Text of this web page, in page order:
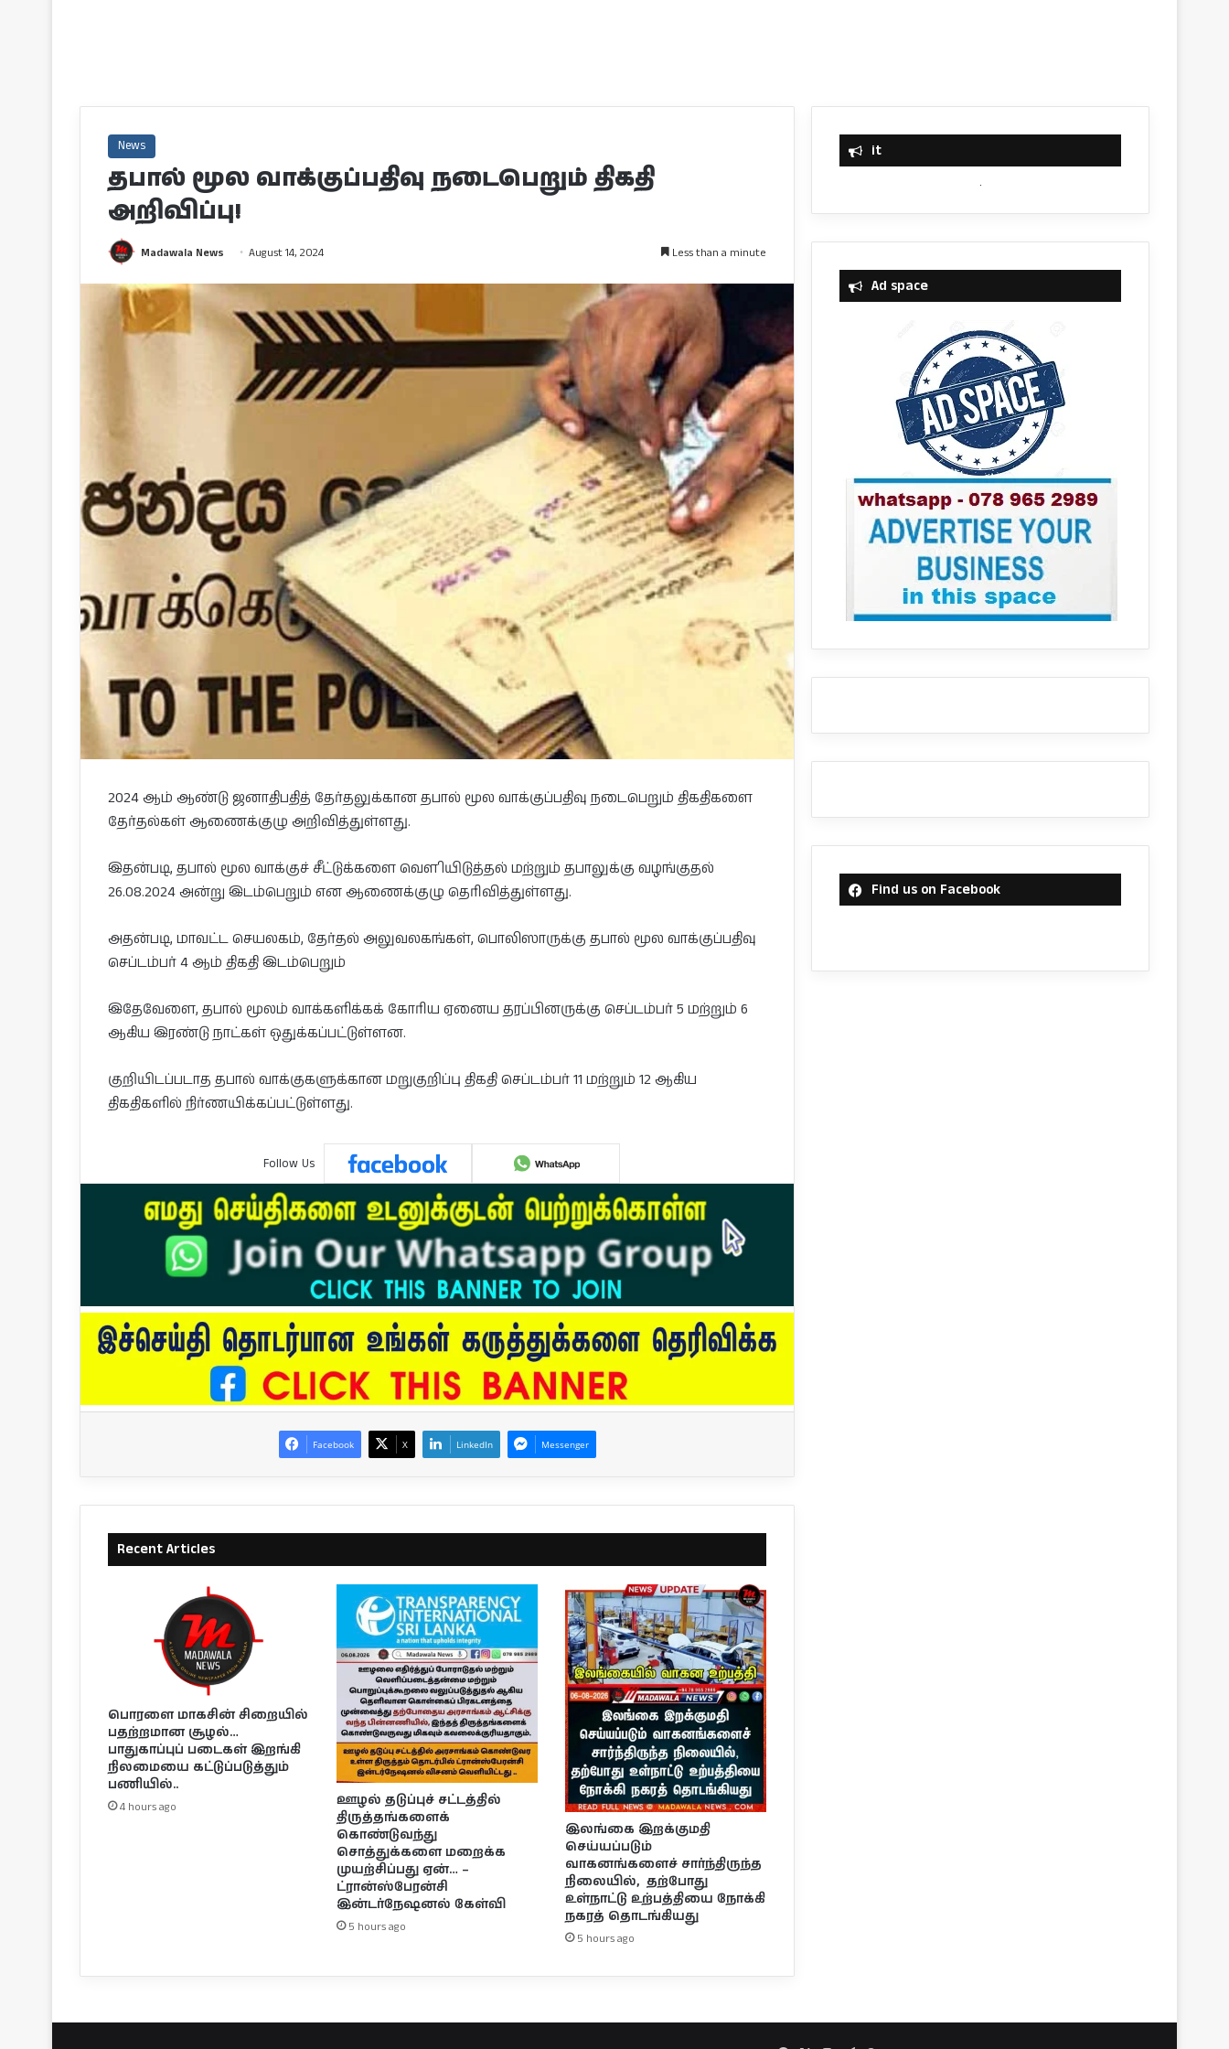
News
தபால் மூல வாக்குப்பதிவு நடைபெறும் திகதி
அறிவிப்பு!
Madawala News August 14, 2024 Less than a minute
2024 ஆம் ஆண்டு ஜனாதிபதித் தேர்தலுக்கான தபால் மூல வாக்குப்பதிவு நடைபெறும் திகதிகளை
தேர்தல்கள் ஆணைக்குழு அறிவித்துள்ளது.
இதன்படி, தபால் மூல வாக்குச் சீட்டுக்களை வௌியிடுத்தல் மற்றும் தபாலுக்கு வழங்குதல்
26.08.2024 அன்று இடம்பெறும் என ஆணைக்குழு தெரிவித்துள்ளது.
அதன்படி, மாவட்ட செயலகம், தேர்தல் அலுவலகங்கள், பொலிஸாருக்கு தபால் மூல வாக்குப்பதிவு
செப்டம்பர் 4 ஆம் திகதி இடம்பெறும்
இதேவேளை, தபால் மூலம் வாக்களிக்கக் கோரிய ஏனைய தரப்பினருக்கு செப்டம்பர் 5 மற்றும் 6
ஆகிய இரண்டு நாட்கள் ஒதுக்கப்பட்டுள்ளன.
குறியிடப்படாத தபால் வாக்குகளுக்கான மறுகுறிப்பு திகதி செப்டம்பர் 11 மற்றும் 12 ஆகிய
திகதிகளில் நிர்ணயிக்கப்பட்டுள்ளது.
Follow Us
Facebook X LinkedIn Messenger
Recent Articles
பொரளை மாகசின் சிறையில்
பதற்றமான சூழல்…
பாதுகாப்புப் படைகள் இறங்கி
நிலமையை கட்டுப்படுத்தும்
பணியில்..
4 hours ago
ஊழல் தடுப்புச் சட்டத்தில்
திருத்தங்களைக்
கொண்டுவந்து
சொத்துக்களை மறைக்க
முயற்சிப்பது ஏன்… –
ட்ரான்ஸ்பேரன்சி
இன்டர்நேஷனல் கேள்வி
5 hours ago
இலங்கை இறக்குமதி
செய்யப்படும்
வாகனங்களைச் சார்ந்திருந்த
நிலையில், தற்போது
உள்நாட்டு உற்பத்தியை நோக்கி
நகரத் தொடங்கியது
5 hours ago
it
Ad space
Find us on Facebook